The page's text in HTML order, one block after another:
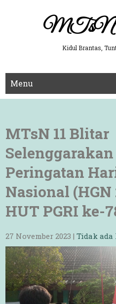
MTsN
Kidul Brantas,
Menu
MTsN 11 Blitar
Peringatan
Nasional (HGN
HUT PGRI ke-
27 November 2023 |Tidak